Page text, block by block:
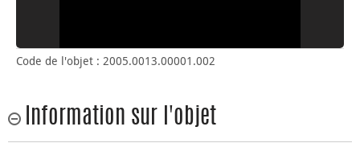
Code de l'objet : 2005.0013.00001.002
Information sur l'objet